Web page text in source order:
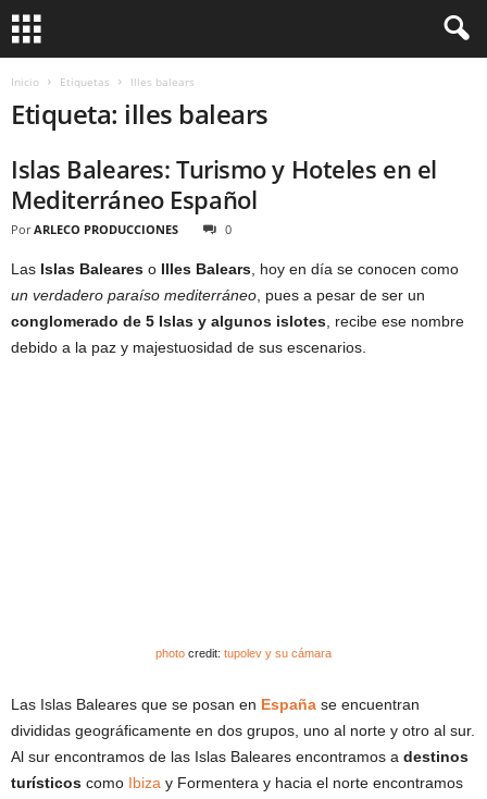
Inicio Etiquetas Illes balears
Etiqueta: illes balears
Islas Baleares: Turismo y Hoteles en el
Mediterráneo Español
Por ARLECO PRODUCCIONES 0
Las Islas Baleares o Illes Balears , hoy en día se conocen como
un verdadero paraíso mediterráneo , pues a pesar de ser un
conglomerado de 5 Islas y algunos islotes , recibe ese nombre
debido a la paz y majestuosidad de sus escenarios.
photo credit: tupolev y su cámara
Las Islas Baleares que se posan en España se encuentran
divididas geográficamente en dos grupos, uno al norte y otro al sur.
Al sur encontramos de las Islas Baleares encontramos a destinos
turísticos como Ibiza y Formentera y hacia el norte encontramos